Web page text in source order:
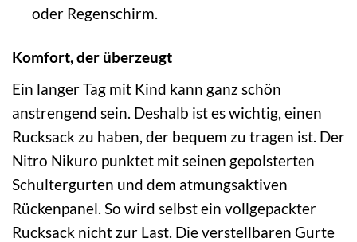
oder Regenschirm.
Komfort, der überzeugt
Ein langer Tag mit Kind kann ganz schön
anstrengend sein. Deshalb ist es wichtig, einen
Rucksack zu haben, der bequem zu tragen ist. Der
Nitro Nikuro punktet mit seinen gepolsterten
Schultergurten und dem atmungsaktiven
Rückenpanel. So wird selbst ein vollgepackter
Rucksack nicht zur Last. Die verstellbaren Gurte